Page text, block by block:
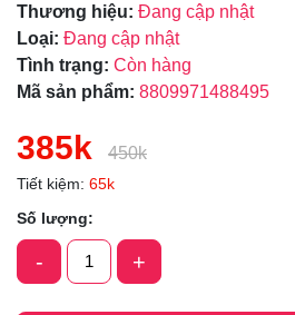
Thương hiệu: Đang cập nhật
Loại: Đang cập nhật
Tình trạng: Còn hàng
Mã sản phẩm: 8809971488495
385k 450k
Tiết kiệm: 65k
Số lượng:
- +